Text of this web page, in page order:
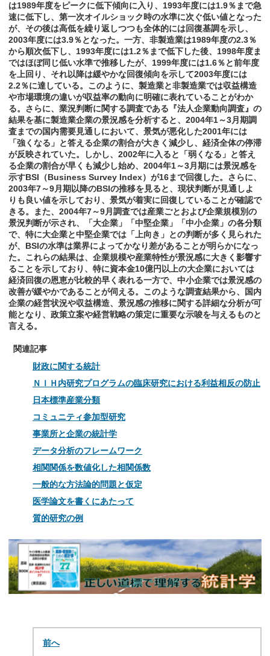
は1989年度をピークに低下傾向に入り、1993年度には1.9％まで急
速に低下し、第一次オイルショック時の水準に次ぐ低い値となった
が、その後は高低を繰り返しつつも全体的には回復基調を示し、
2003年度には3.9％となった。一方、非製造業は1989年度の2.3％
から順次低下し、1993年度には1.2％まで低下した後、1998年度ま
ではほぼ同じ低い水準で推移したが、1999年度には1.6％と前年度
を上回り、それ以降は緩やかな回復傾向を示して2003年度には
2.2％に達している。このように、製造業と非製造業では収益構造
や市場環境の違いが収益率の動向に明確に表れていることがわか
る。さらに、業況判断に関する調査である『法人企業動向調査』の
結果を基に製造業企業の景況感を分析すると、2004年1～3月期調
査までの国内需要見通しにおいて、景気が悪化した2001年には
「強くなる」と答える企業の割合が大きく減少し、経済全体の停滞
が反映されていた。しかし、2002年に入ると「弱くなる」と答え
る企業の割合が早くも減少し始め、2004年1～3月期には景況感を
示すBSI（Business Survey Index）が16まで回復した。さらに、
2003年7～9月期以降のBSIの推移を見ると、現状判断が見通しよ
りも良い値を示しており、景気が着実に回復していることが確認で
きる。また、2004年7～9月調査では産業ごとおよび企業規模別の
景況判断が示され、「大企業」「中堅企業」「中小企業」の各分類
で、特に大企業と中堅企業では「上向き」との判断が多く見られた
が、BSIの水準は業界によってかなり差があることが明らかになっ
た。これらの結果は、企業規模や産業特性が景況感に大きく影響す
ることを示しており、特に資本金10億円以上の大企業においては
経済回復の恩恵が比較的早く表れる一方で、中小企業では景況感の
改善が緩やかであることが伺える。このような調査結果から、国内
企業の経営状況や収益構造、景況感の推移に関する詳細な分析が可
能となり、政策立案や経営戦略の策定に重要な示唆を与えるものと
言える。
関連記事
財政に関する統計
ＮＩＨ内研究プログラムの臨床研究における利益相反の防止
日本標準産業分類
コミュニティ参加型研究
事業所と企業の統計学
データ分析のフレームワーク
相関関係を数値化した相関係数
一般的な方法論的問題と仮定
医学論文を書くにあたって
質的研究の例
前へ